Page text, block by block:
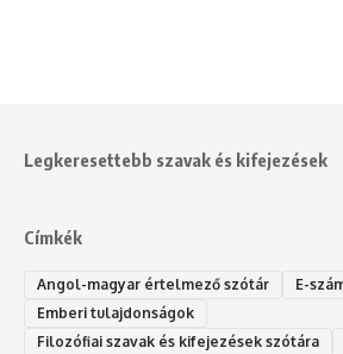
Legkeresettebb szavak és kifejezések
Címkék
Angol-magyar értelmező szótár E-
Emberi tulajdonságok
Filozófiai szavak és kifejezések szótára